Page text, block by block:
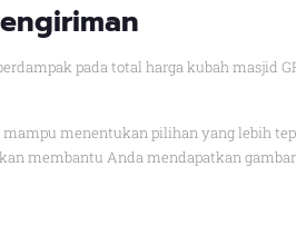
pada total harga kubah
menentukan pilihan yang lebih
membantu Anda mendapatkan